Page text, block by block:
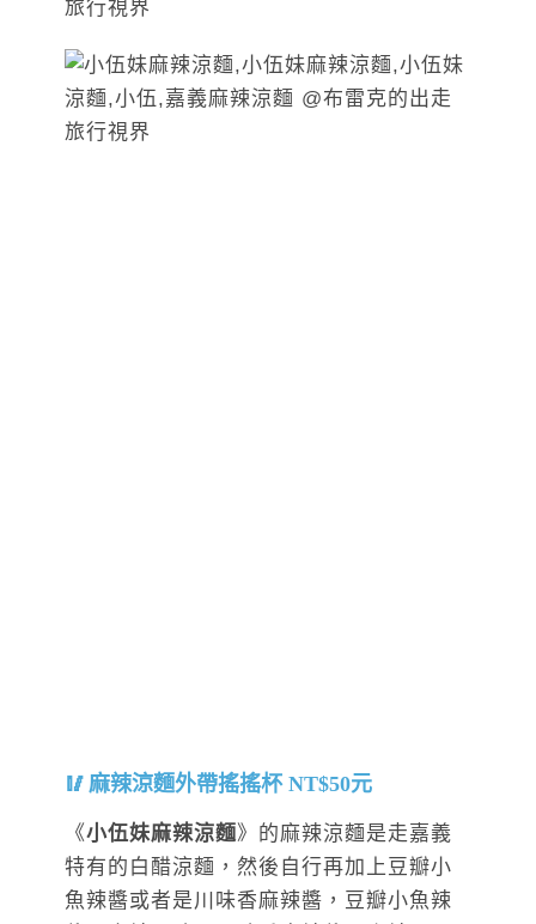
麻辣涼麵外帶搖搖杯 NT$50元
《小伍妹麻辣涼麵》的麻辣涼麵是走嘉義
特有的白醋涼麵，然後自行再加上豆瓣小
魚辣醬或者是川味香麻辣醬，豆瓣小魚辣